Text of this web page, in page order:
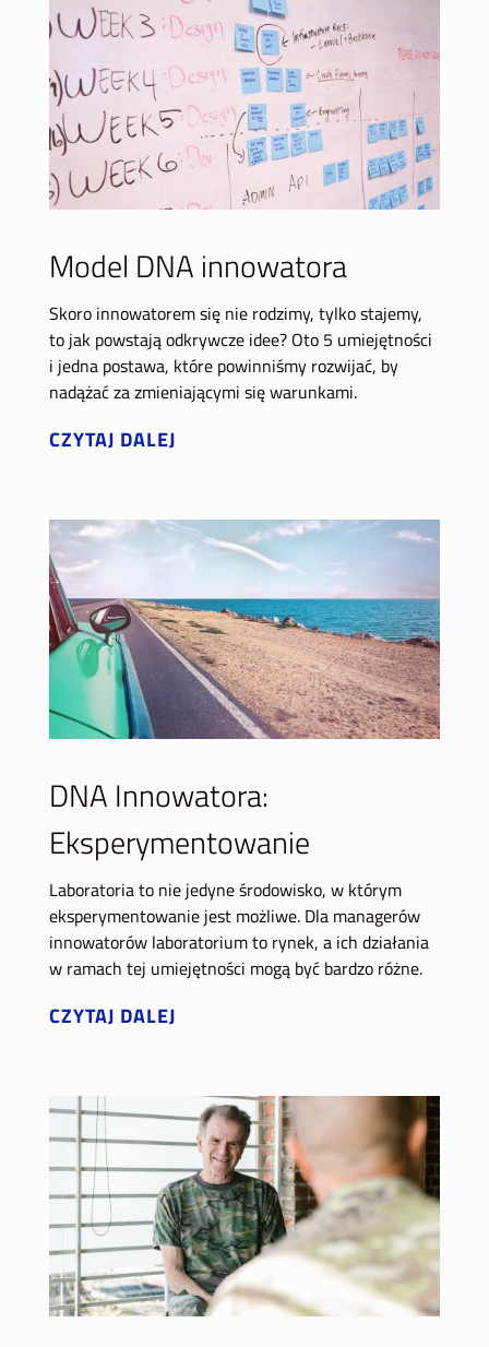
Model DNA innowatora
Skoro innowatorem się nie rodzimy, tylko stajemy,
to jak powstają odkrywcze idee? Oto 5 umiejętności
i jedna postawa, które powinniśmy rozwijać, by
nadążać za zmieniającymi się warunkami.
CZYTAJ DALEJ
DNA Innowatora:
Eksperymentowanie
Laboratoria to nie jedyne środowisko, w którym
eksperymentowanie jest możliwe. Dla managerów
innowatorów laboratorium to rynek, a ich działania
w ramach tej umiejętności mogą być bardzo różne.
CZYTAJ DALEJ